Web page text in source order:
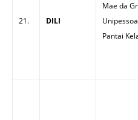
21. DILI
Mae da
Pantai